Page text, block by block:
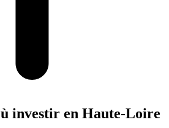
investir en Haute-Loire